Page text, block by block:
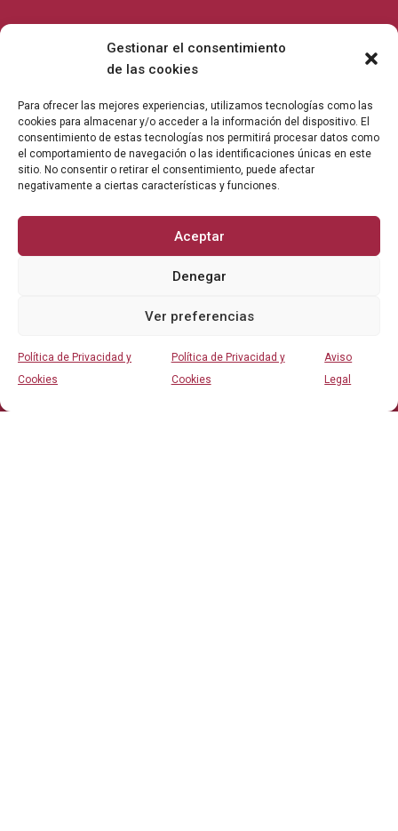
Gestionar el consentimiento
de las cookies
Para ofrecer las mejores experiencias, utilizamos tecnologías como las
cookies para almacenar y/o acceder a la información del dispositivo. El
consentimiento de estas tecnologías nos permitirá procesar datos como
el comportamiento de navegación o las identificaciones únicas en este
sitio. No consentir o retirar el consentimiento, puede afectar
negativamente a ciertas características y funciones.
Aceptar
Denegar
Ver preferencias
Política de Privacidad y
Cookies
Política de Privacidad y
Cookies
Aviso
Legal
Inicio
Abogados Penalistas
Compliance
Formación
INFORMACIÓN DE INTERÉS
Contacto